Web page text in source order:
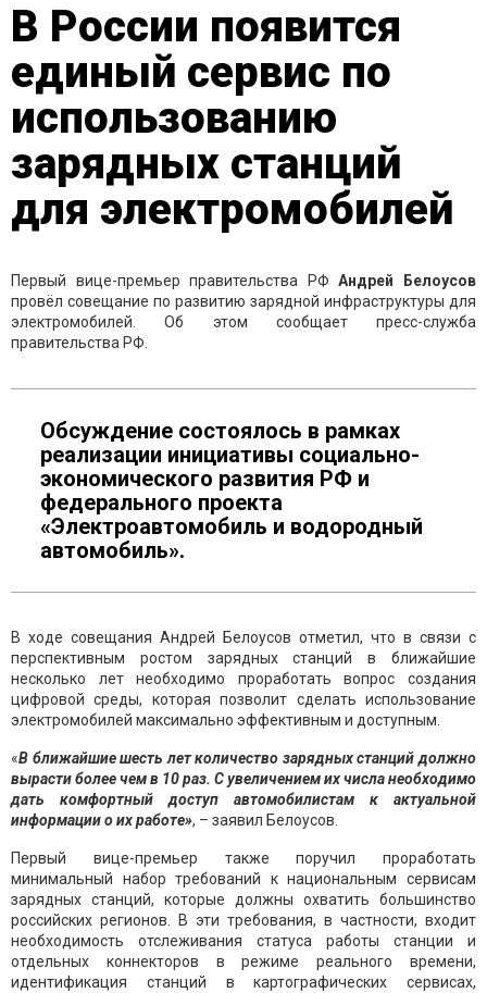
В России появится
единый сервис по
использованию
зарядных станций
для электромобилей
Первый вице-премьер правительства РФАндрей Белоусов
провёл совещание по развитию зарядной инфраструктуры для
электромобилей. Об этом сообщает пресс-служба
правительства РФ.
Обсуждение состоялось в рамках
реализации инициативы социально-
экономического развития РФ и
федерального проекта
«Электроавтомобиль и водородный
автомобиль».
В ходе совещания Андрей Белоусов отметил, что в связи с
перспективным ростом зарядных станций в ближайшие
несколько лет необходимо проработать вопрос создания
цифровой среды, которая позволит сделать использование
электромобилей максимально эффективным и доступным.
«В ближайшие шесть лет количество зарядных станций должно
вырасти более чем в 10 раз. С увеличением их числа необходимо
дать комфортный доступ автомобилистам к актуальной
информации о их работе», – заявил Белоусов.
Первый вице-премьер также поручил проработать
минимальный набор требований к национальным сервисам
зарядных станций, которые должны охватить большинство
российских регионов. В эти требования, в частности, входит
необходимость отслеживания статуса работы станции и
отдельных коннекторов в режиме реального времени,
идентификация станций в картографических сервисах,